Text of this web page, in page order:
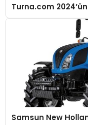
Turna.com
Samsun New